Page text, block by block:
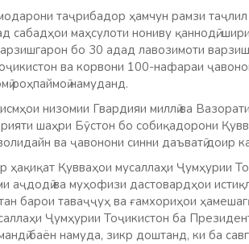
таҷрибадор ҳамчун рамзи
сабадҳои маҳсулоти нониву қаннодӣ,
бо 30 адад лавозимоти
ва корвони 100-нафараи
роҳпаймоӣ намуданд.
низомии Гвардияи миллӣ ва
шаҳри Бӯстон бо собиқадорони
ва ҷавонони синни даъватӣ доир
ҳақиқат Қувваҳои мусаллаҳи Ҷумҳурии
аҷдодӣ ва муҳофизи дастовардҳои
барои таваҷҷуҳ ва ғамхориҳои
Ҷумҳурии Тоҷикистон ба
баён намуда, зикр доштанд, ки ба